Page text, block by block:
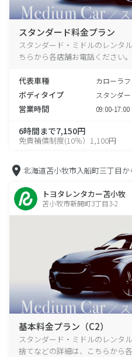
スタンダード料金プラン
スタンダード・ミドルのレンタ
ちらから各店舗お電話ください。
代表車種 カローラ
ボディタイプ スタンダ
営業時間 09:00-17:00
6時間まで7,150円
免責補償制度(10％）1,100円
北海道苫小牧市入船町三丁目か
トヨタレンタカー苫小牧
苫小牧市新開町3丁目3-2
基本料金プラン（C2）
スタンダード・ミドルのレンタ
捨てなどの詳細は、こちらから